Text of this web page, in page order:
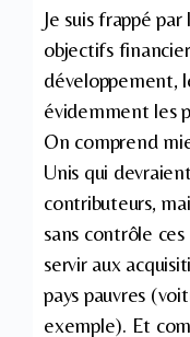
Je suis frappé
objectifs
développement,
évidemment les
On comprend
Unis qui
contributeurs,
sans contrôle
servir aux
pays pauvres
exemple). Et